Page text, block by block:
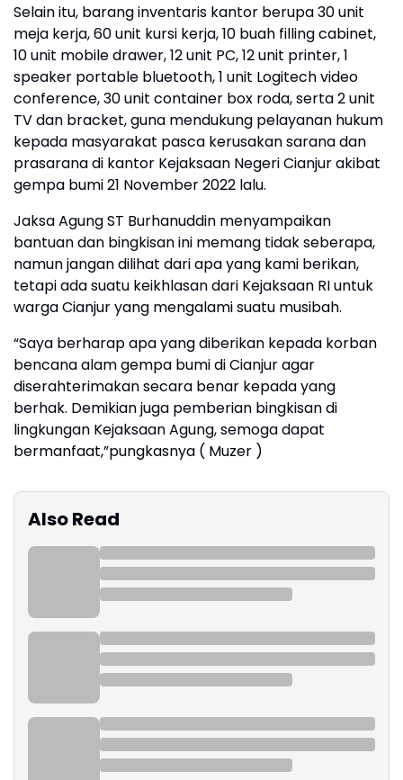
Selain itu, barang inventaris kantor berupa 30 unit
meja kerja, 60 unit kursi kerja, 10 buah filling cabinet,
10 unit mobile drawer, 12 unit PC, 12 unit printer, 1
speaker portable bluetooth, 1 unit Logitech video
conference, 30 unit container box roda, serta 2 unit
TV dan bracket, guna mendukung pelayanan hukum
kepada masyarakat pasca kerusakan sarana dan
prasarana di kantor Kejaksaan Negeri Cianjur akibat
gempa bumi 21 November 2022 lalu.
Jaksa Agung ST Burhanuddin menyampaikan
bantuan dan bingkisan ini memang tidak seberapa,
namun jangan dilihat dari apa yang kami berikan,
tetapi ada suatu keikhlasan dari Kejaksaan RI untuk
warga Cianjur yang mengalami suatu musibah.
“Saya berharap apa yang diberikan kepada korban
bencana alam gempa bumi di Cianjur agar
diserahterimakan secara benar kepada yang
berhak. Demikian juga pemberian bingkisan di
lingkungan Kejaksaan Agung, semoga dapat
bermanfaat,”pungkasnya ( Muzer )
Also Read